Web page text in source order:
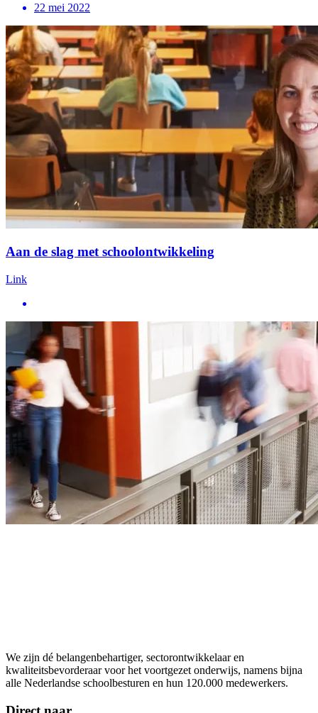
22 mei 2022
Aan de slag met schoolontwikkeling
Link
We zijn dé belangenbehartiger, sectorontwikkelaar en
kwaliteitsbevorderaar voor het voortgezet onderwijs, namens bijna
alle Nederlandse schoolbesturen en hun 120.000 medewerkers.